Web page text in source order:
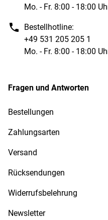
Mo. - Fr. 8:00 - 18:00
Bestellhotline:
+49 531 205 205 1
Mo. - Fr. 8:00 - 18:00
Fragen und Antworten
Bestellungen
Zahlungsarten
Versand
Rücksendungen
Widerrufsbelehrung
Newsletter